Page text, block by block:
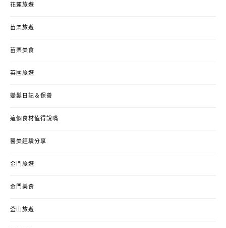
花蓮旅遊
苗栗旅遊
苗栗美食
英國旅遊
變髮日記＆保養
這個食材值得說嘴
醫美經驗分享
金門旅遊
金門美食
釜山旅遊